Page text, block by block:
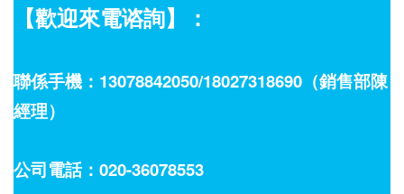
【歡迎來電谘詢】：
聯係手機：13078842050/18027318690（銷售部陳
經理）
公司電話：020-36078553